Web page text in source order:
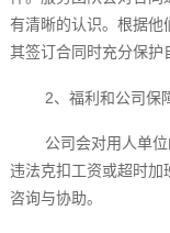
有清晰的认识。根据他
其签订合同时充分保护
2、福利和公司保
公司会对用人单
违法克扣工资或超时加
咨询与协助。